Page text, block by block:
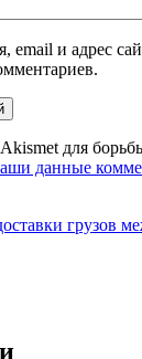
email и адрес
для
данные
грузов